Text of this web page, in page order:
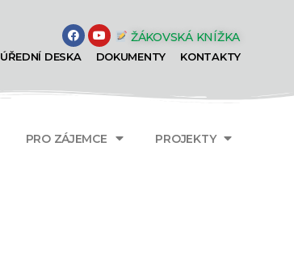
ŽÁKOVSKÁ KNÍŽKA
ÚŘEDNÍ DESKA DOKUMENTY KONTAKTY
PRO ZÁJEMCE PROJEKTY